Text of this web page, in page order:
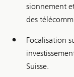
sionnement
des
Focalisation
Suisse.